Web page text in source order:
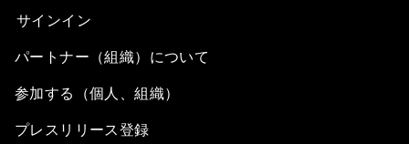
サインイン
パートナー（組織）について
参加する（個人、組織）
プレスリリース登録